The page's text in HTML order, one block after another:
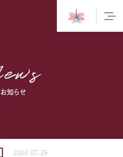
お知らせ
2020.07.25